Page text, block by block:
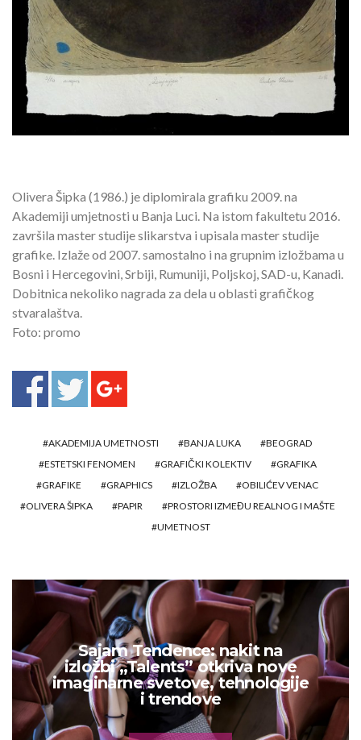
Olivera Šipka (1986.) je diplomirala grafiku 2009. na
Akademiji umjetnosti u Banja Luci. Na istom fakultetu 2016.
završila master studije slikarstva i upisala master studije
grafike. Izlaže od 2007. samostalno i na grupnim izložbama u
Bosni i Hercegovini, Srbiji, Rumuniji, Poljskoj, SAD-u, Kanadi.
Dobitnica nekoliko nagrada za dela u oblasti grafičkog
stvaralaštva.
Foto: promo
AKADEMIJA UMETNOSTI BANJA LUKA
BEOGRAD
ESTETSKI FENOMEN
GRAFIČKI KOLEKTIV
GRAFIKA
GRAFIKE
GRAPHICS IZLOŽBA
OBILIĆEV VENAC
OLIVERA ŠIPKA
PAPIR
PROSTORI IZMEĐU REALNOG I MAŠTE
UMETNOST
Sajam Tendence: nakit na
izložbi „Talents” otkriva nove
imaginarne svetove, tehnologije
i trendove